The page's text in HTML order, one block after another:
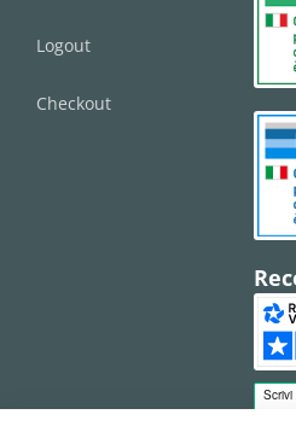
Logout
Checkout